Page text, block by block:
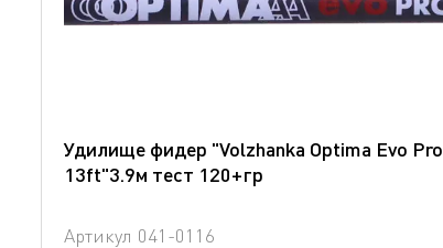
Удилище фидер "Volzhanka Optima Evo Pro
13ft"3.9м тест 120+гр
Артикул 041-0116